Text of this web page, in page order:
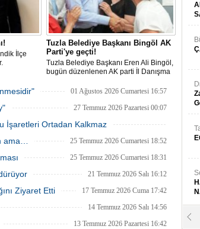
İlçe
Tuzla Belediye Başkanı Bingöl AK
Parti'ye geçti!
Tuzla Belediye Başkanı Eren Ali Bingöl,
bugün düzenlenen AK parti İl Danışma
Bingöl'e rozetini Cumhurbaşkanı Recep
01 Ağustos 2026 Cumartesi 16:57
27 Temmuz 2026 Pazartesi 00:07
İşaretleri Ortadan Kalkmaz
26 Temmuz 2026 Pazar 23:43
ama… 25 Temmuz 2026 Cumartesi 18:52
25 Temmuz 2026 Cumartesi 18:31
21 Temmuz 2026 Salı 16:12
Ziyaret Etti 17 Temmuz 2026 Cuma 17:42
14 Temmuz 2026 Salı 14:56
13 Temmuz 2026 Pazartesi 16:42